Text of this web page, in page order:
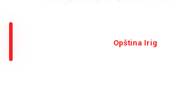
Оpština Irig